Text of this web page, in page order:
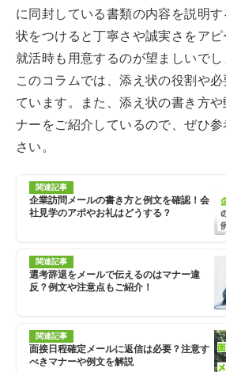
に同封している書類の内容を説明す
状をつけると丁寧さや誠実さをアピ
就活時も用意するのが望ましいでし
このコラムでは、添え状の役割や
ています。また、添え状の書き方
ナーをご紹介しているので、ぜひ
さい。
関連記事
企業訪問メールの書き方と例文を確認！会
社見学のアポやお礼はどうする？
関連記事
選考辞退をメールで伝えるのはマナー違
反？例文や注意点もご紹介！
関連記事
面接日程確定メールに返信は必要？注意す
べきマナーや例文を解説